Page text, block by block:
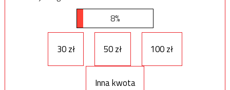
8%
30 zł 50 zł 100 zł
Inna kwota